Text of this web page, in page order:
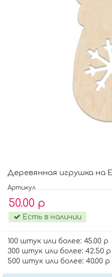
Деревянная игрушка на
Артикул
50.00 р
Есть в наличии
100 штук или более: 45.00 р
300 штук или более: 42.50 р
500 штук или более: 40.00 р